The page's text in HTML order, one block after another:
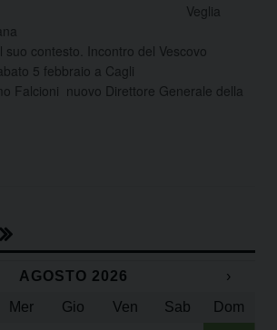
Veglia
suo contesto. Incontro del Vescovo
5 febbraio a Cagli
Falcioni nuovo Direttore Generale della
AGOSTO 2026
›
Mer Gio Ven Sab Dom